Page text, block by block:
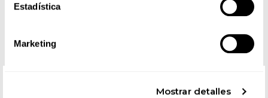
Estadística
Marketing
Mostrar detalles
COMPLETA TU LOOK